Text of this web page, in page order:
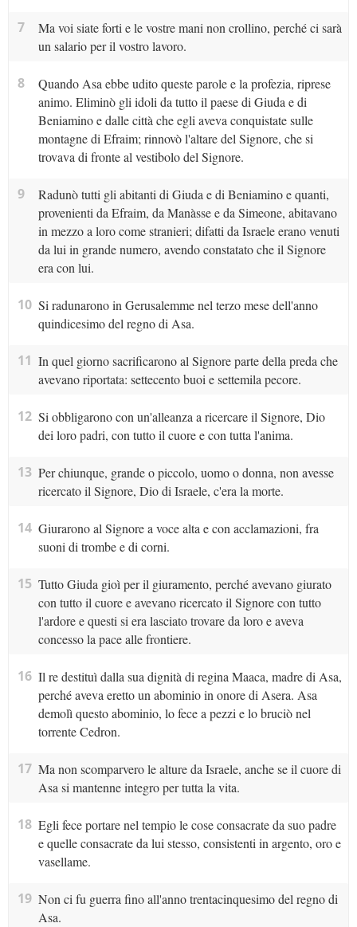
7
Ma voi siate forti e le vostre mani non crollino, perché ci sarà
un salario per il vostro lavoro.
8
Quando Asa ebbe udito queste parole e la profezia, riprese
animo. Eliminò gli idoli da tutto il paese di Giuda e di
Beniamino e dalle città che egli aveva conquistate sulle
montagne di Efraim; rinnovò l'altare del Signore, che si
trovava di fronte al vestibolo del Signore.
9
Radunò tutti gli abitanti di Giuda e di Beniamino e quanti,
provenienti da Efraim, da Manàsse e da Simeone, abitavano
in mezzo a loro come stranieri; difatti da Israele erano venuti
da lui in grande numero, avendo constatato che il Signore
era con lui.
10 Si radunarono in Gerusalemme nel terzo mese dell'anno
quindicesimo del regno di Asa.
11 In quel giorno sacrificarono al Signore parte della preda che
avevano riportata: settecento buoi e settemila pecore.
12 Si obbligarono con un'alleanza a ricercare il Signore, Dio
dei loro padri, con tutto il cuore e con tutta l'anima.
13 Per chiunque, grande o piccolo, uomo o donna, non avesse
ricercato il Signore, Dio di Israele, c'era la morte.
14 Giurarono al Signore a voce alta e con acclamazioni, fra
suoni di trombe e di corni.
15 Tutto Giuda gioì per il giuramento, perché avevano giurato
con tutto il cuore e avevano ricercato il Signore con tutto
l'ardore e questi si era lasciato trovare da loro e aveva
concesso la pace alle frontiere.
16 Il re destituì dalla sua dignità di regina Maaca, madre di Asa,
perché aveva eretto un abominio in onore di Asera. Asa
demolì questo abominio, lo fece a pezzi e lo bruciò nel
torrente Cedron.
17 Ma non scomparvero le alture da Israele, anche se il cuore di
Asa si mantenne integro per tutta la vita.
18 Egli fece portare nel tempio le cose consacrate da suo padre
e quelle consacrate da lui stesso, consistenti in argento, oro e
vasellame.
19 Non ci fu guerra fino all'anno trentacinquesimo del regno di
Asa.